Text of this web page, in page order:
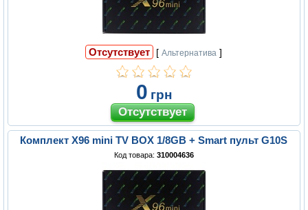
Отсутствует [Альтернатива ]
0 грн
Комплект X96 mini TV BOX 1/8GB + Smart пульт G10S
Код товара: 310004636